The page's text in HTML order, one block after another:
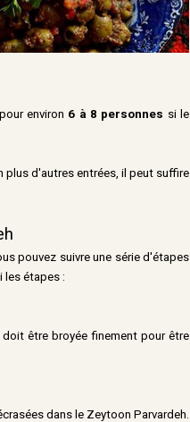
environ 6 à 8 personnes si le
plus d'autres entrées, il peut suffire
pouvez suivre une série d'étapes
les étapes :
être broyée finement pour être
dans le Zeytoon Parvardeh.